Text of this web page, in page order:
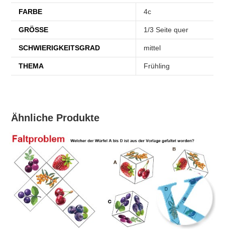
FARBE 4c
GRÖSSE 1/3 Seite quer
SCHWIERIGKEITSGRAD mittel
THEMA Frühling
Ähnliche Produkte